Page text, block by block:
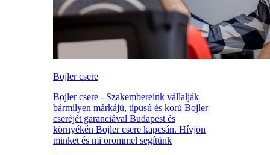
Bojler csere
Bojler csere - Szakembereink vállalják
bármilyen márkájú, típusú és korú Bojler
cseréjét garanciával Budapest és
környékén Bojler csere kapcsán. Hívjon
minket és mi örömmel segítünk